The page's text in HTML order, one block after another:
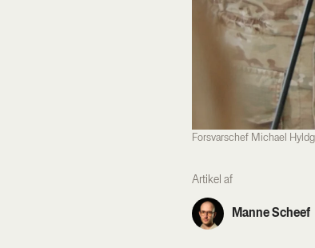
Forsvarschef Michael
Artikel af
Manne Scheef